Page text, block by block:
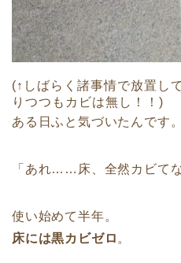
(↑しばらく諸事情で放置し
りつつもカビは無し！！)
ある日ふと気づいたんです。
「あれ……床、全然カビてな
使い始めて半年。
床には黒カビゼロ 。